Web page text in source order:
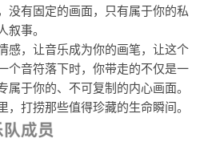
没有固定的画面，只有属于你的私
叙事。
感，让音乐成为你的画笔，让这个
个音符落下时，你带走的不仅是一
于你的、不可复制的内心画面。
打捞那些值得珍藏的生命瞬间。